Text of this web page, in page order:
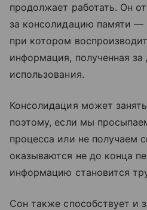
продолжает работать. Он
за консолидацию памяти —
при котором
информация, полученная
использования.
Консолидация может
поэтому, если мы
процесса или не получаем
оказываются не до конца
информацию становится
Сон также способствует и